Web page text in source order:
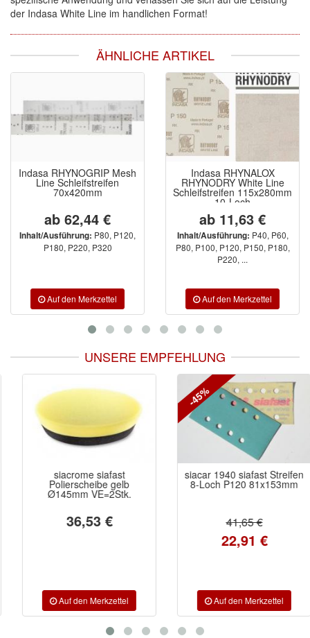
der Indasa White Line im handlichen Format!
ÄHNLICHE ARTIKEL
Indasa RHYNOGRIP Mesh
Line Schleifstreifen
70x420mm
ab 62,44 €
Inhalt/Ausführung: P80, P120,
P180, P220, P320
Indasa RHYNALOX
RHYNODRY White Line
Schleifstreifen 115x280mm
10-Loch
ab 11,63 €
Inhalt/Ausführung: P40, P60,
P80, P100, P120, P150, P180,
P220, ...
UNSERE EMPFEHLUNG
siacrome siafast
Polierscheibe gelb
Ø145mm VE=2Stk.
36,53 €
siacar 1940 siafast Streifen
8-Loch P120 81x153mm
41,65 €
22,91 €
-45%